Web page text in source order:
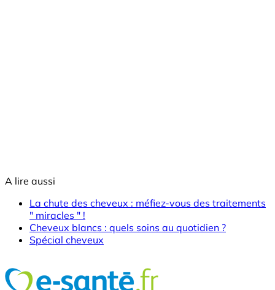
A lire aussi
La chute des cheveux : méfiez-vous des traitements
" miracles " !
Cheveux blancs : quels soins au quotidien ?
Spécial cheveux